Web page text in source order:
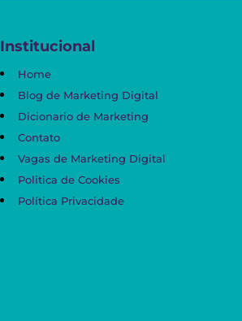
Institucional
Home
Blog de Marketing Digital
Dicionario de Marketing
Contato
Vagas de Marketing Digital
Politica de Cookies
Política Privacidade